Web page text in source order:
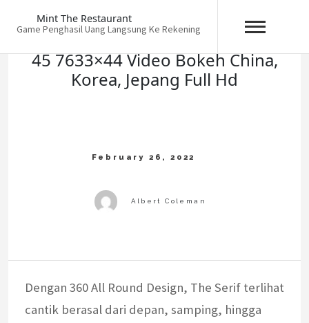
Mint The Restaurant
Game Penghasil Uang Langsung Ke Rekening
45 7633×44 Video Bokeh China,
Korea, Jepang Full Hd
Dengan 360 All Round Design, The Serif terlihat
cantik berasal dari depan, samping, hingga